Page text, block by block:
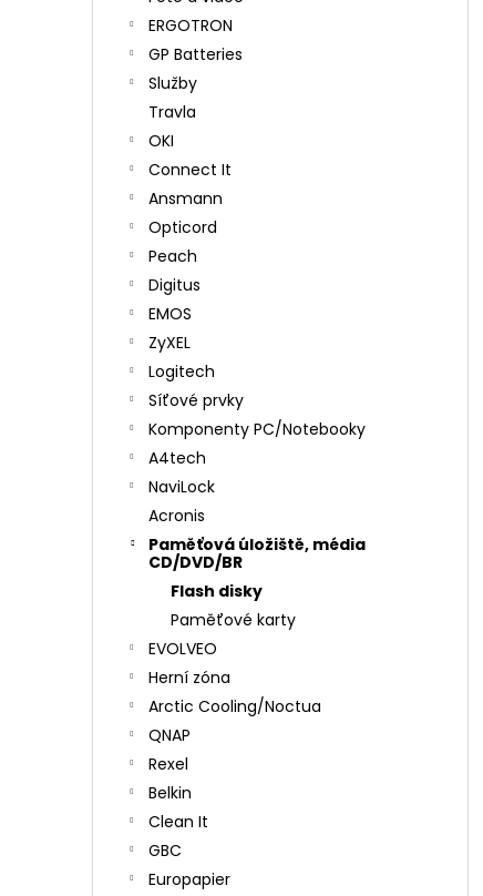
ERGOTRON
GP Batteries
Služby
Travla
OKI
Connect It
Ansmann
Opticord
Peach
Digitus
EMOS
ZyXEL
Logitech
Síťové prvky
Komponenty PC/Notebooky
A4tech
NaviLock
Acronis
Paměťová úložiště, média
CD/DVD/BR
Flash disky
Paměťové karty
EVOLVEO
Herní zóna
Arctic Cooling/Noctua
QNAP
Rexel
Belkin
Clean It
GBC
Europapier